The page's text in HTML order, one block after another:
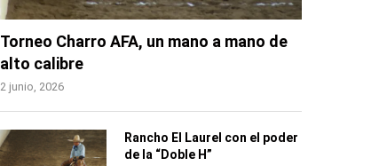
Torneo Charro AFA, un mano a mano de
alto calibre
2 junio, 2026
Rancho El Laurel con el poder
de la “Doble H”